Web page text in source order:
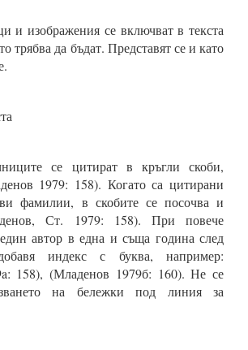
и изображения се включват в текста
трябва да бъдат. Представят се и като
се цитират в кръгли скоби,
1979: 158). Когато са цитирани
фамилии, в скобите се посочва и
Ст. 1979: 158). При повече
автор в една и съща година след
индекс с буква, например:
158), (Младенов 1979б: 160). Не се
на бележки под линия за